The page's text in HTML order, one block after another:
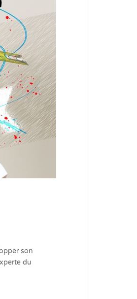
son
du